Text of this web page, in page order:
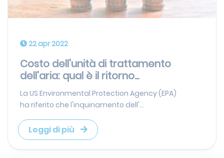
22 apr 2022
Costo dell'unità di trattamento
dell'aria: qual è il ritorno...
La US Environmental Protection Agency (EPA)
ha riferito che l'inquinamento dell'...
Leggi di più